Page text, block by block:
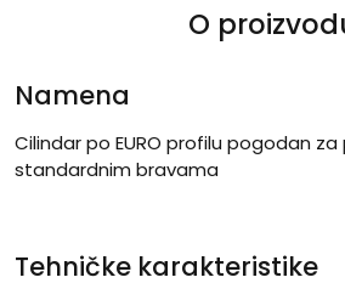
O
Namena
Cilindar po EURO profilu pogodan
standardnim bravama
Tehničke karakteristike